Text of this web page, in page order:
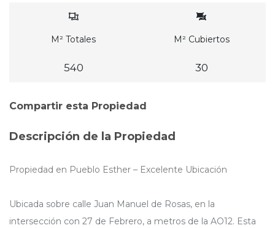
M² Totales
540
M² Cubiertos
30
Compartir esta Propiedad
Descripción de la Propiedad
Propiedad en Pueblo Esther – Excelente Ubicación
Ubicada sobre calle Juan Manuel de Rosas, en la
intersección con 27 de Febrero, a metros de la AO12. Esta